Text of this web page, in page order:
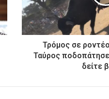
Τρόμος σε
Ταύρος
δείτε